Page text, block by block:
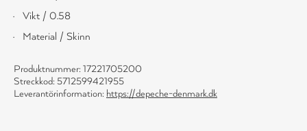
Vikt / 0.58
Material / Skinn
Produktnummer: 17221705200
Streckkod: 5712599421955
Leverantörinformation: https://depeche-denmark.dk